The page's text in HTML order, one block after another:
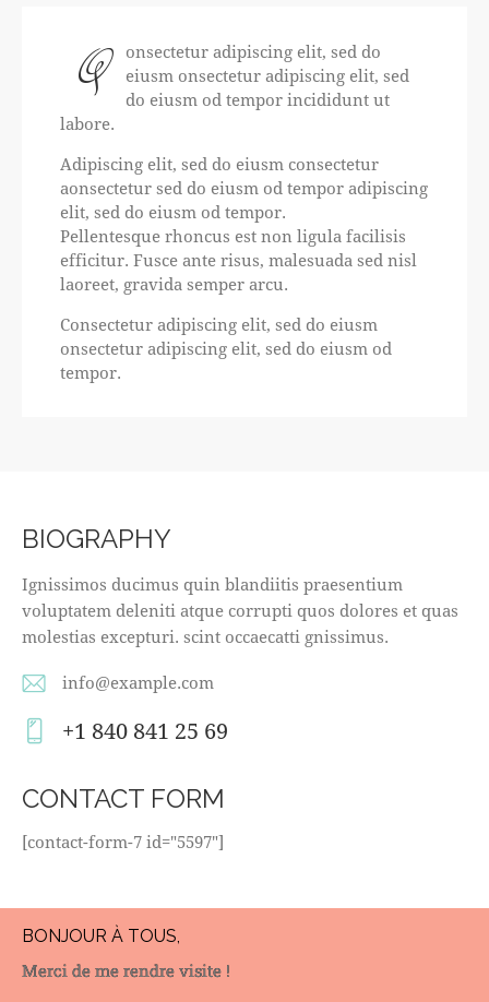
Q
onsectetur adipiscing elit, sed do
eiusm onsectetur adipiscing elit, sed
do eiusm od tempor incididunt ut
labore.
Adipiscing elit, sed do eiusm consectetur
aonsectetur sed do eiusm od tempor adipiscing
elit, sed do eiusm od tempor.
Pellentesque rhoncus est non ligula facilisis
efficitur. Fusce ante risus, malesuada sed nisl
laoreet, gravida semper arcu.
Consectetur adipiscing elit, sed do eiusm
onsectetur adipiscing elit, sed do eiusm od
tempor.
BIOGRAPHY
Ignissimos ducimus quin blandiitis praesentium
voluptatem deleniti atque corrupti quos dolores et quas
molestias excepturi. scint occaecatti gnissimus.
E-
m
:
info@example.com
on
+1 840 841 25 69
CONTACT FORM
[contact-form-7 id="5597"]
BONJOUR À TOUS,
Merci de me rendre visite !